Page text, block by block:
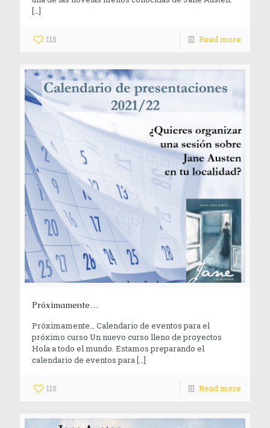
[…]
115 Read more
Próximamente…
Próximamente… Calendario de eventos para el
próximo curso Un nuevo curso lleno de proyectos
Hola a todo el mundo. Estamos preparando el
calendario de eventos para[…]
115 Read more